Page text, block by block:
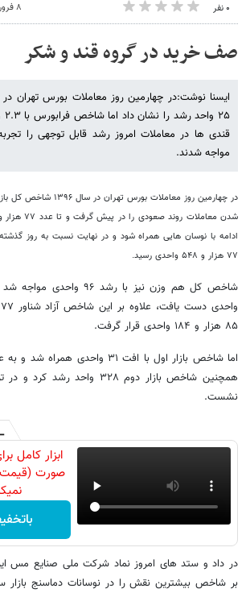
۰ نفر ۸ فروردین ۱۳۹۶ - ۱۰:۳۰
صف خرید در گروه قند و شکر
قندی ها در معاملات امروز رشد قابل توجهی را
مواجه شدند.
در چهارمین روز معاملات
۷۷ هزار و ۵۴۸ واحدی رسید.
۸۵ هزار و ۱۸۴ واحدی قرار گرفت.
نشست.
ابزار کامل
صورت (قیمت
بر شاخص بیشترین نقش را در نوسانات دماسنج بازار